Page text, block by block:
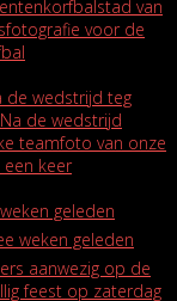
de wedstrijd teg
geleden